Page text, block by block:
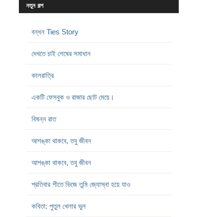
নতুন গল্প
বন্ধন Ties Story
দেখতে চাই শেষের সমাধান
কালরাত্রি
একটি ফেসবুক ও রাজার ছোট মেয়ে।
বিষন্ন রাত
আশঙ্কা থাকবে, তবু জীবন
আশঙ্কা থাকবে, তবু জীবন
প্রতিবার শীতে ভিজে তুমি জ্যোস্না হয়ে যাও
কবিতা: পুতুল খেলার ভুল